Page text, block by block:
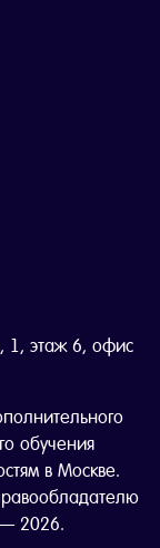
1, этаж 6, офис
обучения
в Москве.
2026.